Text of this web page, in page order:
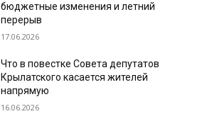
бюджетные изменения и летний
перерыв
17.06.2026
Что в повестке Совета депутатов
Крылатского касается жителей
напрямую
16.06.2026